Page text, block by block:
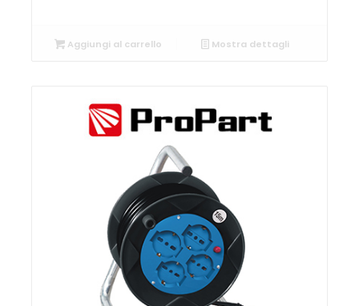
Aggiungi al carrello Mostra dettagli